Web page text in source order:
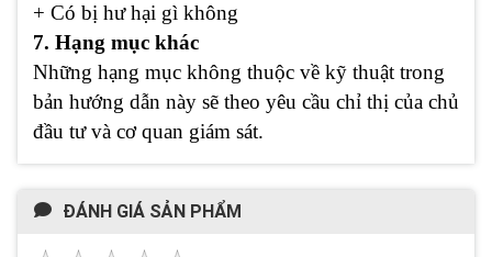
+ Có bị hư hại gì không
7. Hạng mục khác
Những hạng mục không thuộc về kỹ thuật trong
bản hướng dẫn này sẽ theo yêu cầu chỉ thị của chủ
đầu tư và cơ quan giám sát.
ĐÁNH GIÁ SẢN PHẨM